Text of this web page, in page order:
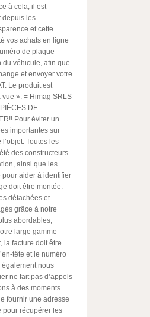
à cela, il est
depuis les
et cette
vos achats en ligne
de plaque
du véhicule, afin que
et envoyer votre
Le produit est
vue ». = Himag SRLS
DE
Pour éviter un
importantes sur
Toutes les
des constructeurs
ainsi que les
pour aider à identifier
doit être montée.
détachées et
grâce à notre
abordables,
large gamme
la facture doit être
tête et le numéro
nous
ne fait pas d’appels
à des moments
fournir une adresse
pour récupérer les